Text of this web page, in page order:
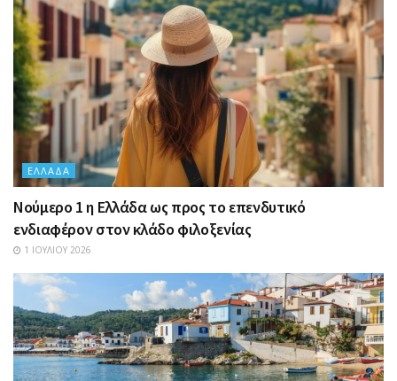
ΕΛΛΆΔΑ
Nούμερο 1 η Ελλάδα ως προς το επενδυτικό
ενδιαφέρον στον κλάδο φιλοξενίας
1 ΙΟΥΛΊΟΥ 2026